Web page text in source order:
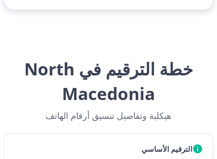
خطة الترقيم في North
Macedonia
هيكلية وتفاصيل تنسيق أرقام الهاتف
الترقيم الأساسي